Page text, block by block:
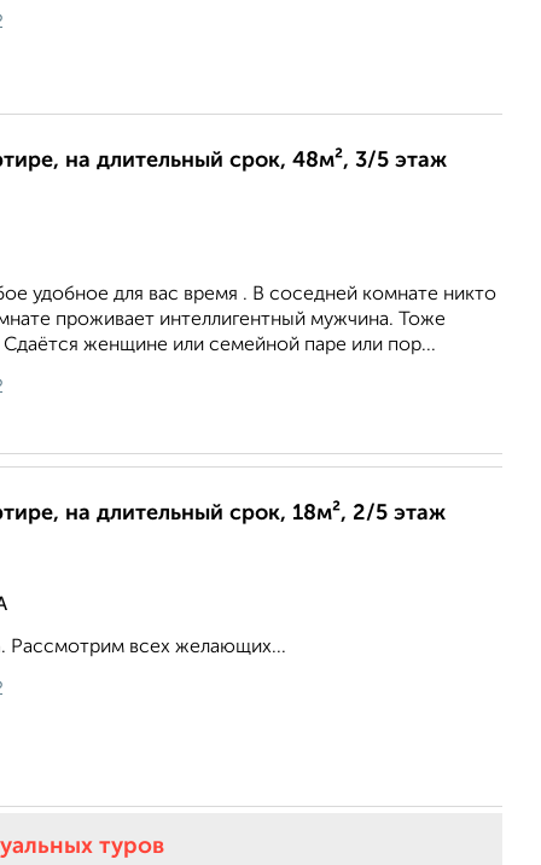
на длительный срок, 48м², 3/5 этаж
удобное для вас время . В соседней комнате никто
проживает интеллигентный мужчина. Тоже
женщине или семейной паре или пор...
на длительный срок, 18м², 2/5 этаж
Рассмотрим всех желающих...
туров